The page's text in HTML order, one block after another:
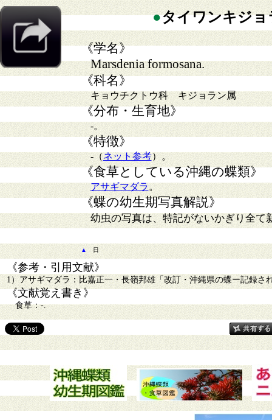
●タイワンキジョ
《学名》
Marsdenia formosana.
《科名》
キョウチクトウ科 キジョラン属
《分布・生育地》
-。
《特徴》
-（ネット参考）。
《食草としている沖縄の蝶類》
アサギマダラ。
《蝶の幼生期写真解説》
幼虫の写真は、特記がないかぎり全て
▲ 日
《参考・引用文献》
1）アサギマダラ：比嘉正一・長嶺邦雄「改訂・沖縄県の蝶ー記録さ
《文献覚え書き》
食草：-.